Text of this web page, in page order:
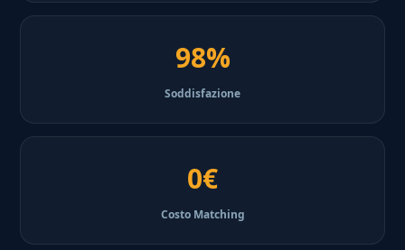
98%
Soddisfazione
0€
Costo Matching